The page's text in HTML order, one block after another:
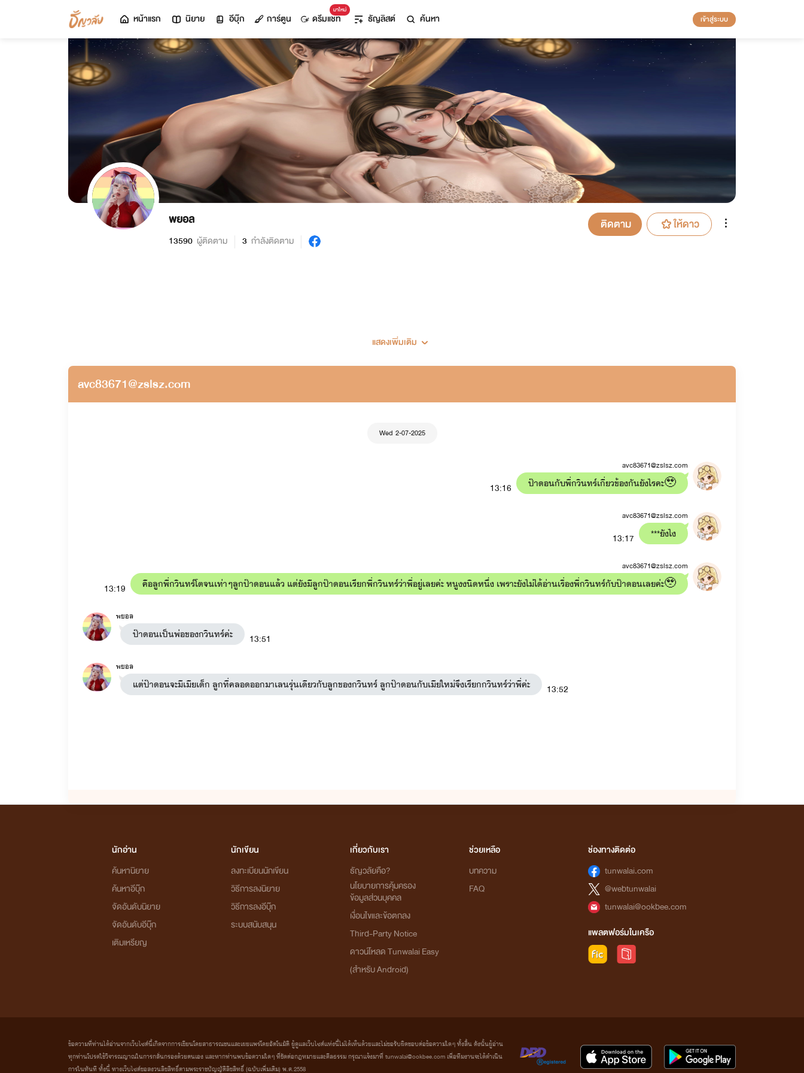
หน้าแรก นิยาย อีบุ๊ก การ์ตูน
มาใหม่
ดรีมแชท ธัญลิสต์ ค้นหา เข้าสู่ระบบ
พยอล
13590 ผู้ติดตาม 3 กำลังติดตาม
ติดตาม ให้ดาว
เป็นนักหัดเขียนหน้าเก่าพอสมควรนะคะ
พยอลมาแปะผังนิยายค่ะสำหรับคนที่เพิ่งเข้ามา
หนี้สวาท: เมษ x ลูกหว้า
อ้อนรักแด๊ดดี้ขา
-อ้อนรักหมอขา: ยิปซี x เอเคอร์ มีลูกคือ ใยบัว ซีลอน ใบบัว (ในเรื่องจะมีเรื่อง
-อ้อนรักร้ายนายมาเฟีย
รักลับ
: ฟ้าคราม x ลลิซ (ฟ้าครามเป็นน้องชายของพายุเรื่องอ้อนรักแด๊ดดี้ขา)
-น้องชายขุนพล x นับดาว (ในเรื่องจะมีเรื่องพี่สาว: ทานตะวัน x ไนท์)
คลั่งรัก: เดฟ x จันทร์เจ้า (เดฟจะอยู่ในแก๊ง อาทิตย์ กาย)
: ภาคิน x ยี่หวา (มีลูกคือ ยาหยี ภาณิน)
-ทอรัก: ยาหยีx คีธ (ในเรื่องจะมีเรื่องเล่นเพื่อน: จอมทัพ x น้ำฟ้า)
-แค่เพื่อน: แจ็คสัน x บีน่า
-เกี่ยวรัก
: มาวิน x กล้วยไม้ (ในเรื่องมีเรื่อง ปรุงสวาท : เตวิน x ข้าวตัง)
-โซ่ล่ามรัก: ปวิน x พราวฟ้า
แสดงเพิ่มเติม
avc83671@zslsz.com
Wed 2-07-2025
avc83671@zslsz.com
13:16 ป๊าดอนกับพี่กวินทร์เกี่ยวข้องกันยังไรคะ🥹
avc83671@zslsz.com
13:17 ***ยังไง
avc83671@zslsz.com
13:19 คือลูกพี่กวินทร์โตจนเท่าๆลูกป๊าดอนแล้ว แต่ยังมีลูกป๊าดอนเรียกพี่กวินทร์ว่าพี่อยู่เลยค่ะ หนูงงนิดหนึ่ง เพราะยังไม่ได้อ่านเรื่องพี่กวินทร์กับป๊าดอนเลยค่ะ🥹
พยอล
13:51
ป๊าดอนเป็นพ่อของกวินทร์ค่ะ
พยอล
13:52
แต่ป๊าดอนจะมีเมียเด็ก ลูกที่คลอดออกมาเลนรุ่นเดียวกับลูกของกวินทร์ ลูกป๊าดอนกับเมียใหม่จึงเรียกกวินทร์ว่าพี่ค่ะ
นักอ่าน
ค้นหานิยาย
ค้นหาอีบุ๊ก
จัดอันดับนิยาย
จัดอันดับอีบุ๊ก
เติมเหรียญ
นักเขียน
ลงทะเบียนนักเขียน
วิธีการลงนิยาย
วิธีการลงอีบุ๊ก
ระบบสนับสนุน
เกี่ยวกับเรา
ธัญวลัยคือ?
นโยบายการคุ้มครอง
ข้อมูลส่วนบุคคล
เงื่อนไขและข้อตกลง
Third-Party Notice
ดาวน์โหลด Tunwalai Easy
(สำหรับ Android)
ช่วยเหลือ
บทความ
FAQ
ช่องทางติดต่อ
tunwalai.com
@webtunwalai
tunwalai@ookbee.com
แพลตฟอร์มในเครือ
ข้อความที่ท่านได้อ่านจากเว็บไซต์นี้เกิดจากการเขียนโดยสาธารณชนและเผยแพร่โดยอัตโนมัติ ผู้ดูแลเว็บไซต์แห่งนี้ไม่ได้เห็นด้วยและไม่ขอรับผิดชอบต่อข้อความใดๆ ทั้งสิ้น ดังนั้นผู้อ่าน
ทุกท่านโปรดใช้วิจารณญาณในการกลั่นกรองด้วยตนเอง และหากท่านพบข้อความใดๆ ที่ขัดต่อกฎหมายและศีลธรรม กรุณาแจ้งมาที่ tunwalai@ookbee.com เพื่อทีมงานจะได้ดำเนิน
การในทันที ทั้งนี้ ทางเว็บไซต์ขอสงวนลิขสิทธิ์ตามพระราชบัญญัติลิขสิทธิ์ (ฉบับเพิ่มเติม) พ.ศ.2558